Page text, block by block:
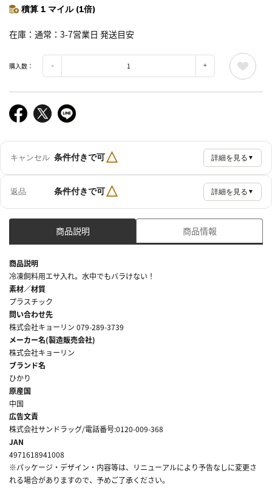
積算 1 マイル (1倍)
在庫 通常：3-7営業日 発送目安
購入数：
キャンセル 条件付きで可△ 詳細を見る ▼
返品 条件付きで可△ 詳細を見る ▼
商品説明 商品情報
商品説明
冷凍飼料用エサ入れ。水中でもバラけない！
素材／材質
プラスチック
問い合わせ先
株式会社キョーリン 079-289-3739
メーカー名(製造販売会社)
株式会社キョーリン
ブランド名
ひかり
原産国
中国
広告文責
株式会社サンドラッグ/電話番号:0120-009-368
JAN
4971618941008
※パッケージ・デザイン・内容等は、リニューアルにより予告なしに変更さ
れる場合がありますので、予めご了承ください。